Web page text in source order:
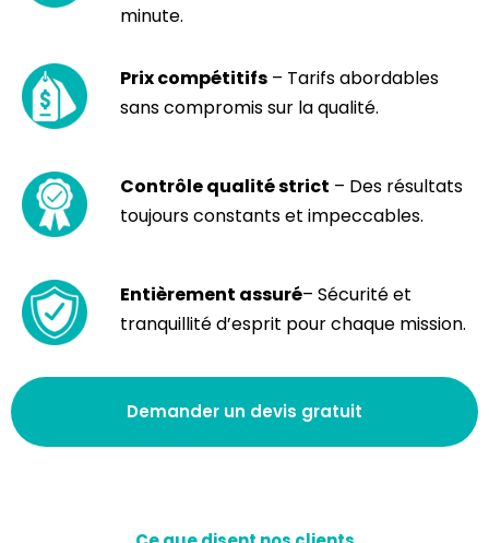
minute.
Prix compétitifs – Tarifs abordables
sans compromis sur la qualité.
Contrôle qualité strict – Des résultats
toujours constants et impeccables.
Entièrement assuré– Sécurité et
tranquillité d’esprit pour chaque mission.
Demander un devis gratuit